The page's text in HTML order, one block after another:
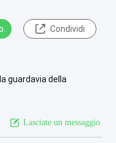
Condividi
guardavia della
Lasciate un messaggio.